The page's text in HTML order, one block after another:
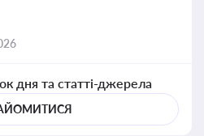
дня та статті-джерела